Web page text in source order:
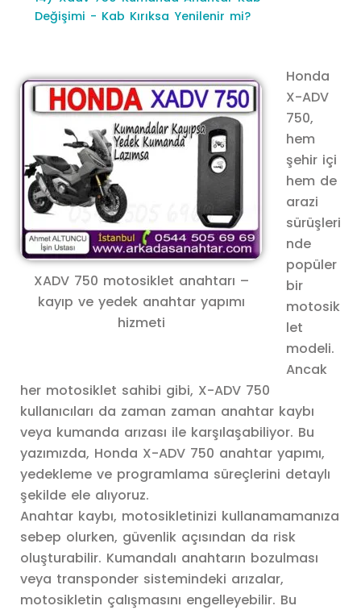
Değişimi - Kab Kırıksa Yenilenir mi?
XADV 750 motosiklet anahtarı –
kayıp ve yedek anahtar yapımı
hizmeti
Honda
X-ADV
750,
hem
şehir içi
hem de
arazi
sürüşleri
nde
popüler
bir
motosik
let
modeli.
Ancak
her motosiklet sahibi gibi, X-ADV 750
kullanıcıları da zaman zaman anahtar kaybı
veya kumanda arızası ile karşılaşabiliyor. Bu
yazımızda, Honda X-ADV 750 anahtar yapımı,
yedekleme ve programlama süreçlerini detaylı
şekilde ele alıyoruz.
Anahtar kaybı, motosikletinizi kullanamamanıza
sebep olurken, güvenlik açısından da risk
oluşturabilir. Kumandalı anahtarın bozulması
veya transponder sistemindeki arızalar,
motosikletin çalışmasını engelleyebilir. Bu